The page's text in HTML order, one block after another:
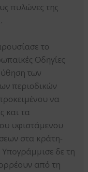
πυλώνες της
το
Οδηγίες
των
περιοδικών
να
και τα
υφιστάμενου
στα κράτη-
δε τη
από τη